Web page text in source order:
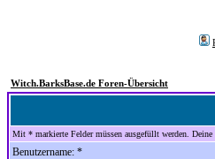
Witch.BarksBase.de Foren-Übersicht
Mit * markierte Felder müssen ausgefüllt werden.
Benutzername: *